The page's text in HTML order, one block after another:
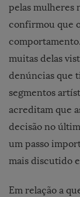
pelas mulheres
confirmou que
muitas delas
denúncias que
segmentos
acreditam que
decisão no
um passo
mais discutido
Em relação a